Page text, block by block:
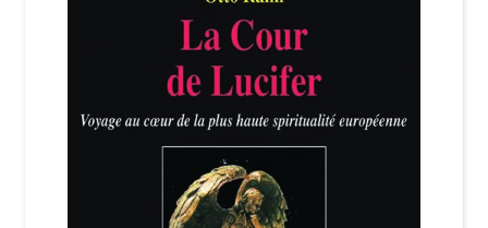
Livres de Philippe Randa
Login Customizer
Newsletter